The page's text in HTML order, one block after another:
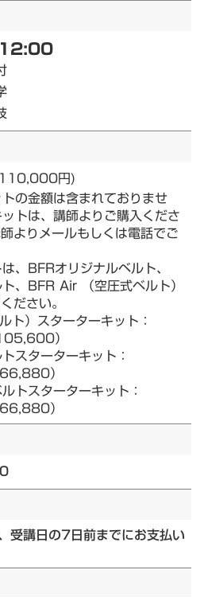
110,000円)
の金額は含まれておりませ
トは、講師よりご購入くださ
よりメールもしくは電話でご
、BFRオリジナルベルト、
、BFR Air （空圧式ベルト）
ださい。
）スターターキット：
）
スターターキット：
）
トスターターキット：
）
受講日の7日前までにお支払い